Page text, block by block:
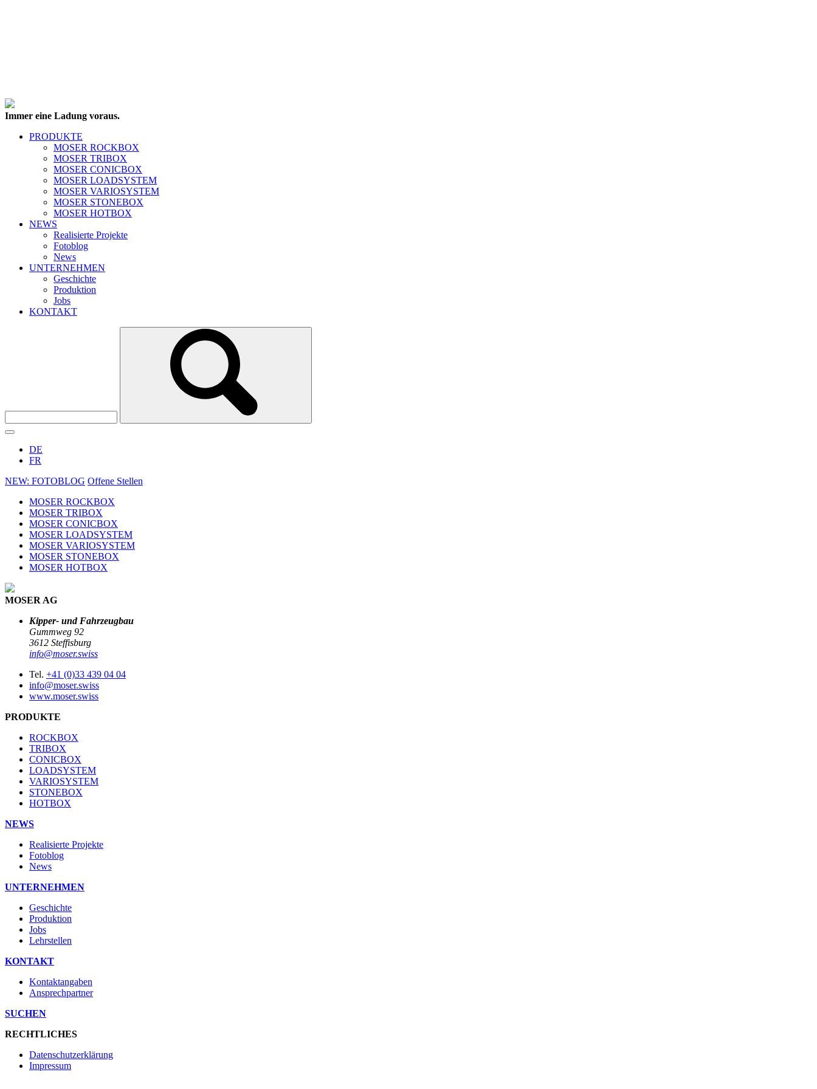
Immer eine Ladung voraus.
PRODUKTE
MOSER ROCKBOX
MOSER TRIBOX
MOSER CONICBOX
MOSER LOADSYSTEM
MOSER VARIOSYSTEM
MOSER STONEBOX
MOSER HOTBOX
NEWS
Realisierte Projekte
Fotoblog
News
UNTERNEHMEN
Geschichte
Produktion
Jobs
KONTAKT
DE
FR
NEW: FOTOBLOG Offene Stellen
MOSER ROCKBOX
MOSER TRIBOX
MOSER CONICBOX
MOSER LOADSYSTEM
MOSER VARIOSYSTEM
MOSER STONEBOX
MOSER HOTBOX
MOSER AG
Kipper- und Fahrzeugbau
Gummweg 92
3612 Steffisburg
info@moser.swiss
Tel. +41 (0)33 439 04 04
info@moser.swiss
www.moser.swiss
PRODUKTE
ROCKBOX
TRIBOX
CONICBOX
LOADSYSTEM
VARIOSYSTEM
STONEBOX
HOTBOX
NEWS
Realisierte Projekte
Fotoblog
News
UNTERNEHMEN
Geschichte
Produktion
Jobs
Lehrstellen
KONTAKT
Kontaktangaben
Ansprechpartner
SUCHEN
RECHTLICHES
Datenschutzerklärung
Impressum